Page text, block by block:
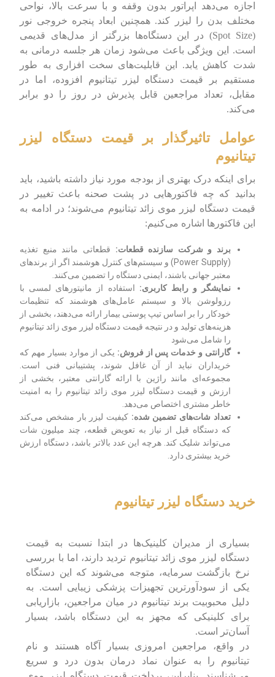
اجازه می‌دهد اپراتور بدون وقفه و با سرعت بالا، نواحی
مختلف بدن را لیزر کند. همچنین ابعاد پنجره خروجی نور
(Spot Size) در این دستگاه‌ها بزرگتر از مدل‌های قدیمی
است. این ویژگی باعث می‌شود زمان هر جلسه درمانی به
شدت کاهش یابد. این قابلیت‌های سخت افزاری به طور
مستقیم بر قیمت دستگاه لیزر تیتانیوم افزوده، اما در
مقابل، تعداد مراجعین قابل پذیرش در روز را دو برابر
می‌کند.
عوامل تاثیرگذار بر قیمت دستگاه لیزر
تیتانیوم
برای اینکه درک بهتری از بودجه مورد نیاز داشته باشید، باید
بدانید که چه فاکتورهایی در پشت صحنه باعث تغییر در
قیمت دستگاه لیزر موی زائد تیتانیوم می‌شوند؛ در ادامه به
این فاکتورها اشاره می‌کنیم:
برند و شرکت سازنده قطعات: قطعاتی مانند منبع تغذیه
(Power Supply) و سیستم‌های کنترل هوشمند اگر از برندهای
معتبر جهانی باشند، ایمنی دستگاه را تضمین می‌کنند.
نمایشگر و رابط کاربری: استفاده از مانیتورهای لمسی با
رزولوشن بالا و سیستم عامل‌های هوشمند که تنظیمات
خودکار را بر اساس تیپ پوستی بیمار ارائه می‌دهند، بخشی از
هزینه‌های تولید و در نتیجه قیمت دستگاه لیزر موی زائد تیتانیوم
را شامل می‌شود
گارانتی و خدمات پس از فروش: یکی از موارد بسیار مهم که
خریداران نباید از آن غافل شوند، پشتیبانی فنی است.
مجموعه‌ای مانند راژین با ارائه گارانتی معتبر، بخشی از
ارزش و قیمت دستگاه لیزر موی زائد تیتانیوم را به امنیت
خاطر مشتری اختصاص می‌دهد.
تعداد شات‌های تضمین شده: کیفیت لیزر بار مشخص می‌کند
که دستگاه قبل از نیاز به تعویض قطعه، چند میلیون شات
می‌تواند شلیک کند. هرچه این عدد بالاتر باشد، دستگاه ارزش
خرید بیشتری دارد.
خرید دستگاه لیزر تیتانیوم
بسیاری از مدیران کلینیک‌ها در ابتدا نسبت به قیمت
دستگاه لیزر موی زائد تیتانیوم تردید دارند، اما با بررسی
نرخ بازگشت سرمایه، متوجه می‌شوند که این دستگاه
یکی از سودآورترین تجهیزات پزشکی زیبایی است. به
دلیل محبوبیت برند تیتانیوم در میان مراجعین، بازاریابی
برای کلینیکی که مجهز به این دستگاه باشد، بسیار
آسان‌تر است.
در واقع، مراجعین امروزی بسیار آگاه هستند و نام
تیتانیوم را به عنوان نماد درمان بدون درد و سریع